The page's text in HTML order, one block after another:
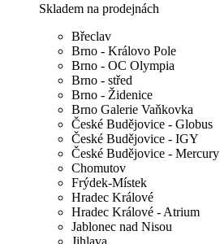
Skladem na prodejnách
Břeclav
Brno - Královo Pole
Brno - OC Olympia
Brno - střed
Brno - Židenice
Brno Galerie Vaňkovka
České Budějovice - Globus
České Budějovice - IGY
České Budějovice - Mercury
Chomutov
Frýdek-Místek
Hradec Králové
Hradec Králové - Atrium
Jablonec nad Nisou
Jihlava